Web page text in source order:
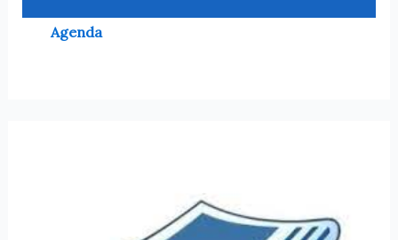
Agenda